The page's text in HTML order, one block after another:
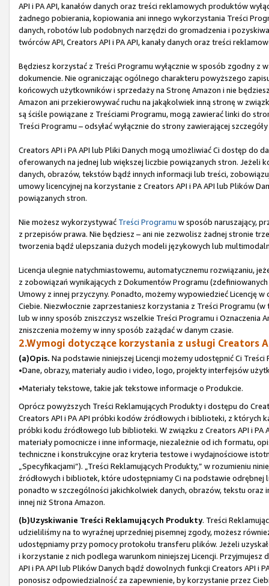
API i PA API, kanałów danych oraz treści reklamowych produktów
żadnego pobierania, kopiowania ani innego wykorzystania Treści
danych, robotów lub podobnych narzędzi do gromadzenia i
twórców API, Creators API i PA API, kanały danych oraz treści
Będziesz korzystać z Treści Programu wyłącznie w sposób zgodny z
dokumencie. Nie ograniczając ogólnego charakteru powyższego
końcowych użytkowników i sprzedaży na Stronę Amazon i nie
Amazon ani przekierowywać ruchu na jakąkolwiek inną stronę w
są ściśle powiązane z Treściami Programu, mogą zawierać linki do
Treści Programu – odsyłać wyłącznie do strony zawierającej
Creators API i PA API lub Pliki Danych mogą umożliwiać Ci dostęp
oferowanych na jednej lub większej liczbie powiązanych stron. Jeżeli
danych, obrazów, tekstów bądź innych informacji lub treści,
umowy licencyjnej na korzystanie z Creators API i PA API lub Plików
powiązanych stron.
Nie możesz wykorzystywać Treści Programu w sposób naruszający,
z przepisów prawa. Nie będziesz – ani nie zezwolisz żadnej stronie
tworzenia bądź ulepszania dużych modeli językowych lub
Licencja ulegnie natychmiastowemu, automatycznemu rozwiązaniu,
z zobowiązań wynikających z Dokumentów Programu
Umowy z innej przyczyny. Ponadto, możemy wypowiedzieć Licencję
Ciebie. Niezwłocznie zaprzestaniesz korzystania z Treści Programu
lub w inny sposób zniszczysz wszelkie Treści Programu i Oznaczenia
zniszczenia możemy w inny sposób zażądać w danym czasie.
2.Wymogi dotyczące korzystania z usługi Creators
(a)Opis. Na podstawie niniejszej Licencji możemy udostępnić Ci
•Dane, obrazy, materiały audio i video, logo, projekty interfejsów
•Materiały tekstowe, takie jak tekstowe informacje o Produkcie.
Oprócz powyższych Treści Reklamujących Produkty i dostępu do
Creators API i PA API próbki kodów źródłowych i biblioteki, z których
próbki kodu źródłowego lub biblioteki. W związku z Creators API i
materiały pomocnicze i inne informacje, niezależnie od ich formatu,
techniczne i konstrukcyjne oraz kryteria testowe i wydajnościowe
„Specyfikacjami”). „Treści Reklamujących Produkty,” w rozumieniu
źródłowych i bibliotek, które udostępniamy Ci na podstawie odrębnej
ponadto w szczególności jakichkolwiek danych, obrazów, tekstu
innej niż Strona Amazon.
(b)Uzyskiwanie Treści Reklamujących Produkty. Treści
udzieliliśmy na to wyraźnej uprzedniej pisemnej zgody, możesz
udostępniamy przy pomocy protokołu transferu plików. Jeżeli
i korzystanie z nich podlega warunkom niniejszej Licencji.
API i PA API lub Plików Danych bądź dowolnych funkcji Creators API i
ponosisz odpowiedzialność za zapewnienie, by korzystanie przez